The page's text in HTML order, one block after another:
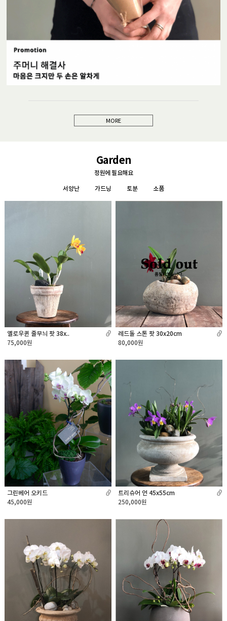
MORE
Garden
정원에 필요해요
서양난 가드닝 토분 소품
옐로우퀸 줄무늬 팟 38x..
75,000원
레드돌 스톤 팟 30x20cm
80,000원
그린베어 오키드
45,000원
트리슈어 언 45x55cm
250,000원